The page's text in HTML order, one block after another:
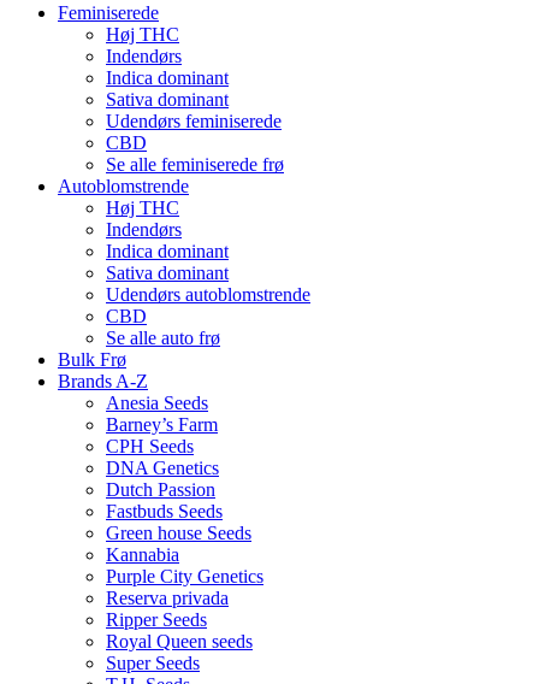
Feminiserede
Høj THC
Indendørs
Indica dominant
Sativa dominant
Udendørs feminiserede
CBD
Se alle feminiserede frø
Autoblomstrende
Høj THC
Indendørs
Indica dominant
Sativa dominant
Udendørs autoblomstrende
CBD
Se alle auto frø
Bulk Frø
Brands A-Z
Anesia Seeds
Barney’s Farm
CPH Seeds
DNA Genetics
Dutch Passion
Fastbuds Seeds
Green house Seeds
Kannabia
Purple City Genetics
Reserva privada
Ripper Seeds
Royal Queen seeds
Super Seeds